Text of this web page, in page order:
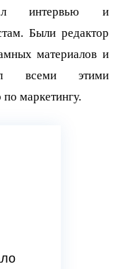
интервью и
Были редактор
материалов и
всеми этими
маркетингу.